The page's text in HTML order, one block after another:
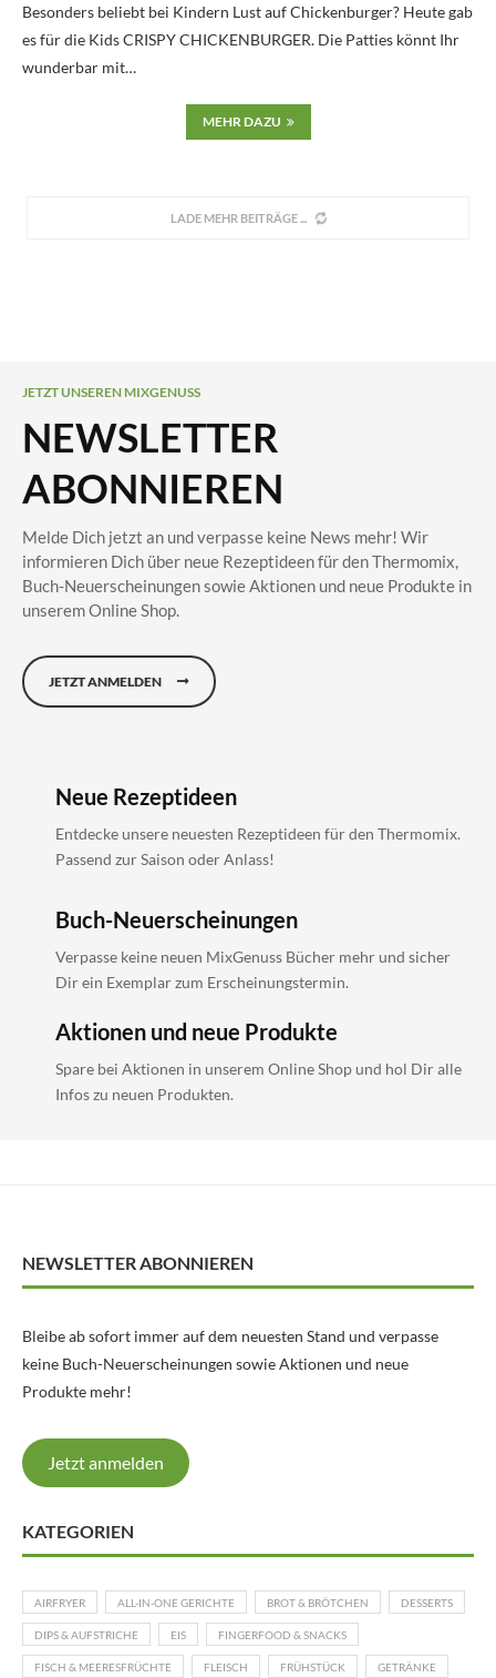
Besonders beliebt bei Kindern Lust auf Chickenburger? Heute gab
es für die Kids CRISPY CHICKENBURGER. Die Patties könnt Ihr
wunderbar mit…
MEHR DAZU
LADE MEHR BEITRÄGE
JETZT UNSEREN MIXGENUSS
NEWSLETTER
ABONNIEREN
Melde Dich jetzt an und verpasse keine News mehr! Wir
informieren Dich über neue Rezeptideen für den Thermomix,
Buch-Neuerscheinungen sowie Aktionen und neue Produkte in
unserem Online Shop.
JETZT ANMELDEN
Neue Rezeptideen
Entdecke unsere neuesten Rezeptideen für den Thermomix.
Passend zur Saison oder Anlass!
Buch-Neuerscheinungen
Verpasse keine neuen MixGenuss Bücher mehr und sicher
Dir ein Exemplar zum Erscheinungstermin.
Aktionen und neue Produkte
Spare bei Aktionen in unserem Online Shop und hol Dir alle
Infos zu neuen Produkten.
NEWSLETTER ABONNIEREN
Bleibe ab sofort immer auf dem neuesten Stand und verpasse
keine Buch-Neuerscheinungen sowie Aktionen und neue
Produkte mehr!
Jetzt anmelden
KATEGORIEN
AIRFRYER ALL-IN-ONE GERICHTE BROT & BRÖTCHEN DESSERTS
DIPS & AUFSTRICHE EIS FINGERFOOD & SNACKS
FISCH & MEERESFRÜCHTE FLEISCH FRÜHSTÜCK GETRÄNKE